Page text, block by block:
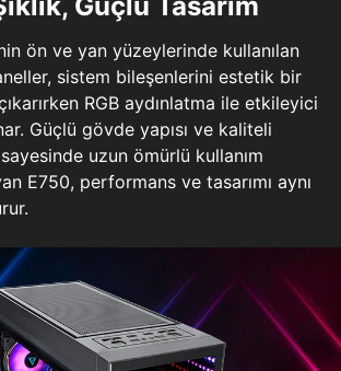
ön ve yan yüzeylerinde kullanılan
sistem bileşenlerini estetik bir
RGB aydınlatma ile etkileyici
Güçlü gövde yapısı ve kaliteli
uzun ömürlü kullanım
E750, performans ve tasarımı aynı